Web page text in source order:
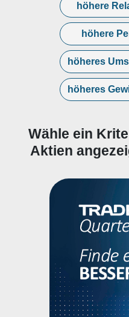
höhere
höhere
höheres
höheres
Wähle ein
Aktien